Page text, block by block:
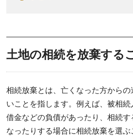
土地の相続を放棄する
相続放棄とは、亡くなった方から
いことを指します。例えば、被相
借金などの負債があったり、相続す
なったりする場合に相続放棄を選ぶ